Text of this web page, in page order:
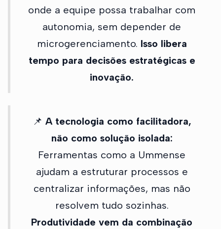
onde a equipe possa trabalhar com
autonomia, sem depender de
microgerenciamento. Isso libera
tempo para decisões estratégicas e
inovação.
📌 A tecnologia como facilitadora,
não como solução isolada:
Ferramentas como a Ummense
ajudam a estruturar processos e
centralizar informações, mas não
resolvem tudo sozinhas.
Produtividade vem da combinação